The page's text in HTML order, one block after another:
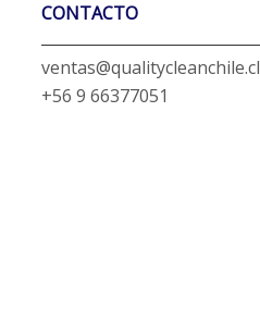
CONTACTO
ventas@qualitycleanchile.cl
+56 9 66377051